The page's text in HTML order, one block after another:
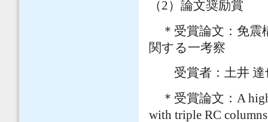
（2）論文奨励賞
＊受賞論文：免震
関する一考察
受賞者：土井 達
＊受賞論文：A high
with triple RC